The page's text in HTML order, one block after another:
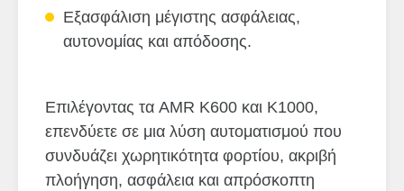
Εξασφάλιση μέγιστης ασφάλειας,
αυτονομίας και απόδοσης.
Επιλέγοντας τα AMR K600 και K1000,
επενδύετε σε μια λύση αυτοματισμού που
συνδυάζει χωρητικότητα φορτίου, ακριβή
πλοήγηση, ασφάλεια και απρόσκοπτη